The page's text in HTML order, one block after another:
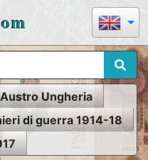
Ungheria
di guerra 1914-18